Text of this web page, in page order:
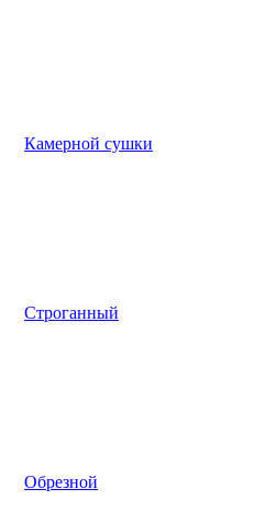
Камерной сушки
Строганный
Обрезной